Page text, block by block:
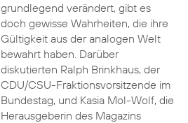
grundlegend verändert, gibt es
doch gewisse Wahrheiten, die ihre
Gültigkeit aus der analogen Welt
bewahrt haben. Darüber
diskutierten Ralph Brinkhaus, der
CDU/CSU-Fraktionsvorsitzende im
Bundestag, und Kasia Mol-Wolf, die
Herausgeberin des Magazins